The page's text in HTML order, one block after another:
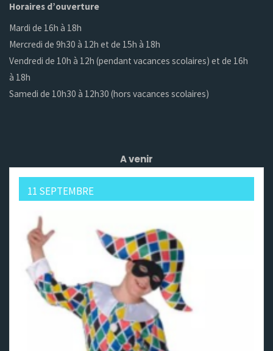
Horaires d’ouverture
Mardi de 16h à 18h
Mercredi de 9h30 à 12h et de 15h à 18h
Vendredi de 10h à 12h (pendant vacances scolaires) et de 16h
à 18h
Samedi de 10h30 à 12h30 (hors vacances scolaires)
A venir
11 SEPTEMBRE